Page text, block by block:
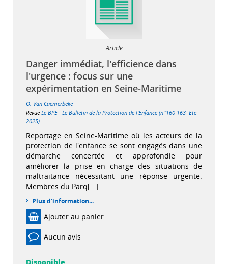
Article
Danger immédiat, l'efficience dans
l'urgence : focus sur une
expérimentation en Seine-Maritime
O. Van Caemerbèke |
Revue Le BPE - Le Bulletin de la Protection de l'Enfance (n°160-163, Eté
2025)
Reportage en Seine-Maritime où les acteurs de la
protection de l'enfance se sont engagés dans une
démarche concertée et approfondie pour
améliorer la prise en charge des situations de
maltraitance nécessitant une réponse urgente.
Membres du Parq[...]
Plus d'information...
Ajouter au panier
Aucun avis
Disponible